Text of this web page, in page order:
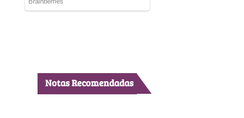
Notas Recomendadas